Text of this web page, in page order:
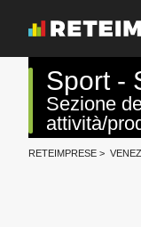
Sport -
Sezione
attività/
RETEIMPRESE >